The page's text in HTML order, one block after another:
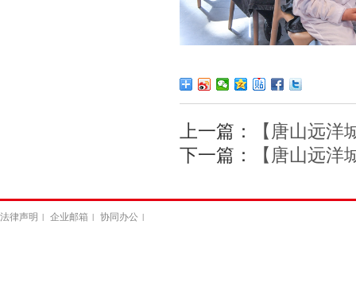
上一篇：
【唐山远洋
下一篇：
【唐山远洋
法律声明 企业邮箱 协同办公